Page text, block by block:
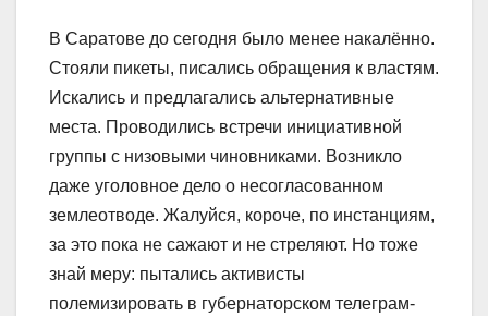
В Саратове до сегодня было менее накалённо.
Стояли пикеты, писались обращения к властям.
Искались и предлагались альтернативные
места. Проводились встречи инициативной
группы с низовыми чиновниками. Возникло
даже уголовное дело о несогласованном
землеотводе. Жалуйся, короче, по инстанциям,
за это пока не сажают и не стреляют. Но тоже
знай меру: пытались активисты
полемизировать в губернаторском телеграм-